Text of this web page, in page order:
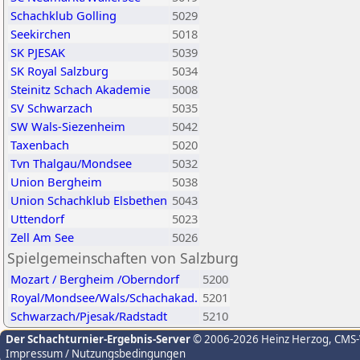
Schachklub Golling
5029
Seekirchen
5018
SK PJESAK
5039
SK Royal Salzburg
5034
Steinitz Schach Akademie
5008
SV Schwarzach
5035
SW Wals-Siezenheim
5042
Taxenbach
5020
Tvn Thalgau/Mondsee
5032
Union Bergheim
5038
Union Schachklub Elsbethen 5043
Uttendorf
5023
Zell Am See
5026
Spielgemeinschaften von Salzburg
Mozart / Bergheim /Oberndorf
5200
Royal/Mondsee/Wals/Schachakad. 5201
Schwarzach/Pjesak/Radstadt
5210
Der Schachturnier-Ergebnis-Server© 2006-2026 Heinz Herzog,
Impressum / Nutzungsbedingungen